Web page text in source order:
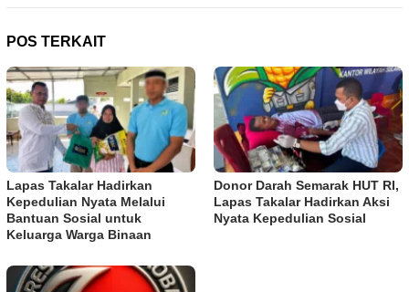
POS TERKAIT
Lapas Takalar Hadirkan
Kepedulian Nyata Melalui
Bantuan Sosial untuk
Keluarga Warga Binaan
Donor Darah Semarak HUT RI,
Lapas Takalar Hadirkan Aksi
Nyata Kepedulian Sosial